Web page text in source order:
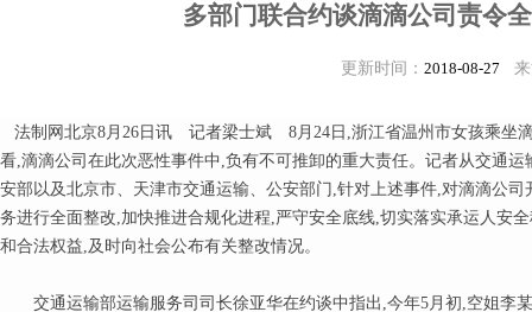
多部门联合约谈滴滴公司责令
更新时间： 2018-08-27
法制网北京8月26日讯 记者梁士斌 8月24日,浙江省温州市女孩乘坐
看,滴滴公司在此次恶性事件中,负有不可推卸的重大责任。记者从交通
安部以及北京市、天津市交通运输、公安部门,针对上述事件,对滴滴公
务进行全面整改,加快推进合规化进程,严守安全底线,切实落实承运人安
和合法权益,及时向社会公布有关整改情况。
交通运输部运输服务司司长徐亚华在约谈中指出,今年5月初,空姐李